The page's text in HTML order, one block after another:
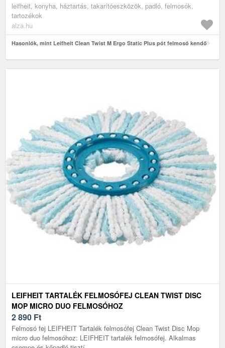
leifheit, konyha, háztartás, takarítóeszközök, padló, felmosók,
tartozékok
alza.hu
Hasonlók, mint Leifheit Clean Twist M Ergo Static Plus pót felmosó kendő
LEIFHEIT TARTALÉK FELMOSÓFEJ CLEAN TWIST DISC
MOP MICRO DUO FELMOSÓHOZ
2 890 Ft
Felmosó fej LEIFHEIT Tartalék felmosófej Clean Twist Disc Mop
micro duo felmosóhoz: LEIFHEIT tartalék felmosófej. Alkalmas